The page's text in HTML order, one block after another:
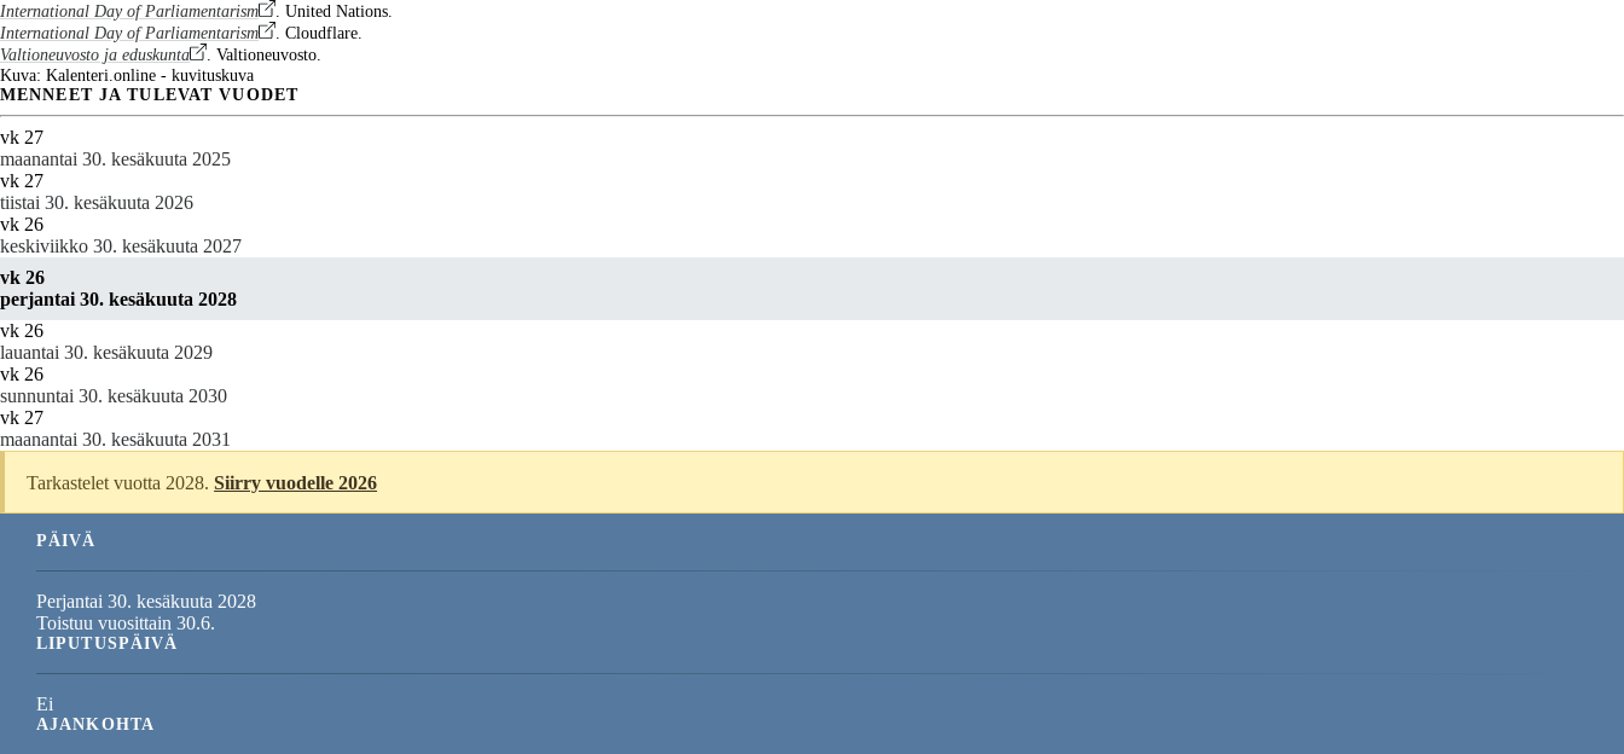
International Day of Parliamentarism
. United Nations.
International Day of Parliamentarism
. Cloudflare.
Valtioneuvosto ja eduskunta
. Valtioneuvosto.
Kuva: Kalenteri.online - kuvituskuva
MENNEET JA TULEVAT VUODET
vk 27
maanantai 30. kesäkuuta 2025
vk 27
tiistai 30. kesäkuuta 2026
vk 26
keskiviikko 30. kesäkuuta 2027
vk 26
perjantai 30. kesäkuuta 2028
vk 26
lauantai 30. kesäkuuta 2029
vk 26
sunnuntai 30. kesäkuuta 2030
vk 27
maanantai 30. kesäkuuta 2031
Tarkastelet vuotta 2028.Siirry vuodelle 2026
PÄIVÄ
Perjantai 30. kesäkuuta 2028
Toistuu vuosittain 30.6.
LIPUTUSPÄIVÄ
Ei
AJANKOHTA